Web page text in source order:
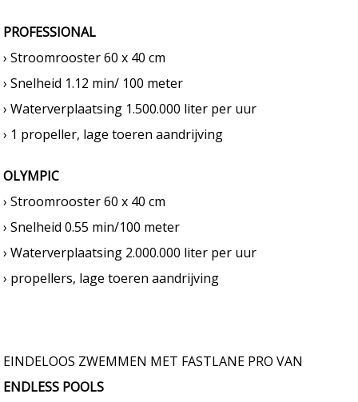
PROFESSIONAL
› Stroomrooster 60 x 40 cm
› Snelheid 1.12 min/ 100 meter
› Waterverplaatsing 1.500.000 liter per uur
› 1 propeller, lage toeren aandrijving
OLYMPIC
› Stroomrooster 60 x 40 cm
› Snelheid 0.55 min/100 meter
› Waterverplaatsing 2.000.000 liter per uur
› propellers, lage toeren aandrijving
EINDELOOS ZWEMMEN MET FASTLANE PRO VAN
ENDLESS POOLS